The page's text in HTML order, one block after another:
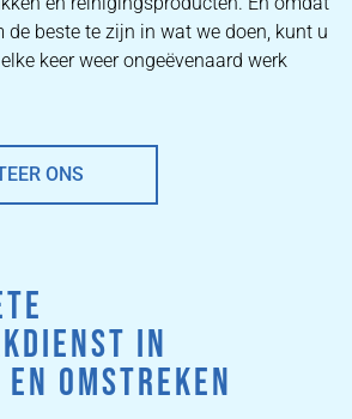
beste te zijn in wat we doen, kunt u
keer weer ongeëvenaard werk
ONS
IN
OMSTREKEN